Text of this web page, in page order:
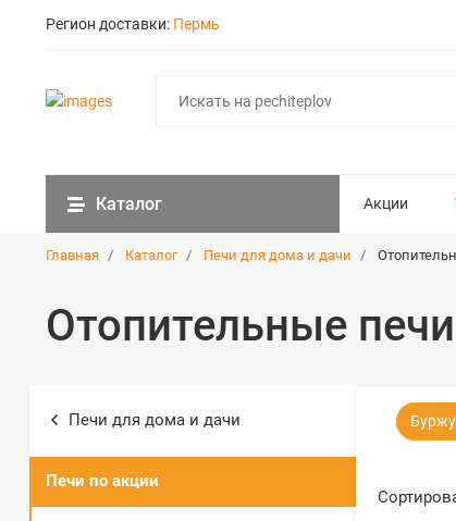
Регион доставки: Пермь
Каталог Акции
Главная Каталог Печи для дома и дачи
Отопительные
Печи для дома и дачи
Печи по акции